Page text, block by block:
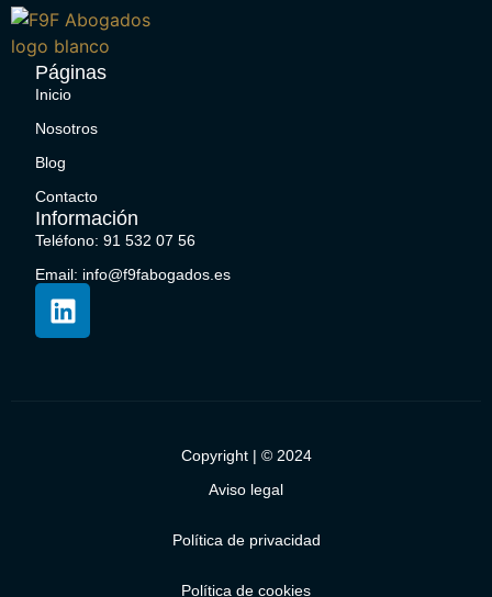
Páginas
Inicio
Nosotros
Blog
Contacto
Información
Teléfono: 91 532 07 56
Email: info@f9fabogados.es
Copyright | © 2024
Aviso legal
Política de privacidad
Política de cookies